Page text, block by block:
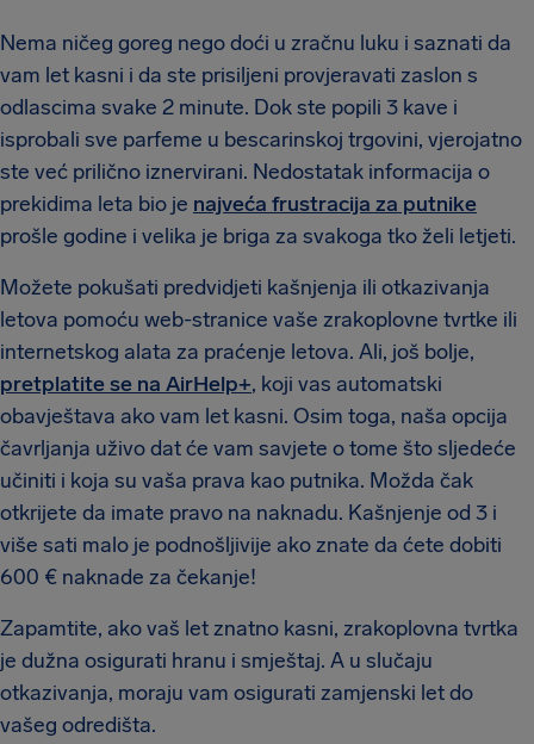
Nema ničeg goreg nego doći u zračnu luku i saznati da
vam let kasni i da ste prisiljeni provjeravati zaslon s
odlascima svake 2 minute. Dok ste popili 3 kave i
isprobali sve parfeme u bescarinskoj trgovini, vjerojatno
ste već prilično iznervirani. Nedostatak informacija o
prekidima leta bio je najveća frustracija za putnike
prošle godine i velika je briga za svakoga tko želi letjeti.
Možete pokušati predvidjeti kašnjenja ili otkazivanja
letova pomoću web-stranice vaše zrakoplovne tvrtke ili
internetskog alata za praćenje letova. Ali, još bolje,
pretplatite se na AirHelp+, koji vas automatski
obavještava ako vam let kasni. Osim toga, naša opcija
čavrljanja uživo dat će vam savjete o tome što sljedeće
učiniti i koja su vaša prava kao putnika. Možda čak
otkrijete da imate pravo na naknadu. Kašnjenje od 3 i
više sati malo je podnošljivije ako znate da ćete dobiti
600 € naknade za čekanje!
Zapamtite, ako vaš let znatno kasni, zrakoplovna tvrtka
je dužna osigurati hranu i smještaj. A u slučaju
otkazivanja, moraju vam osigurati zamjenski let do
vašeg odredišta.